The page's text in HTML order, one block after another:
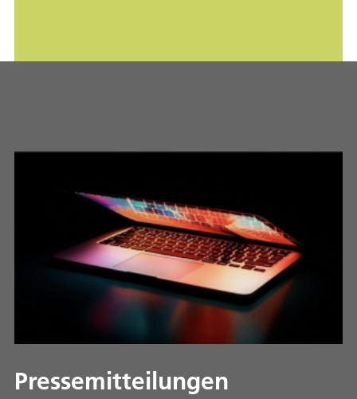
Pressemitteilungen